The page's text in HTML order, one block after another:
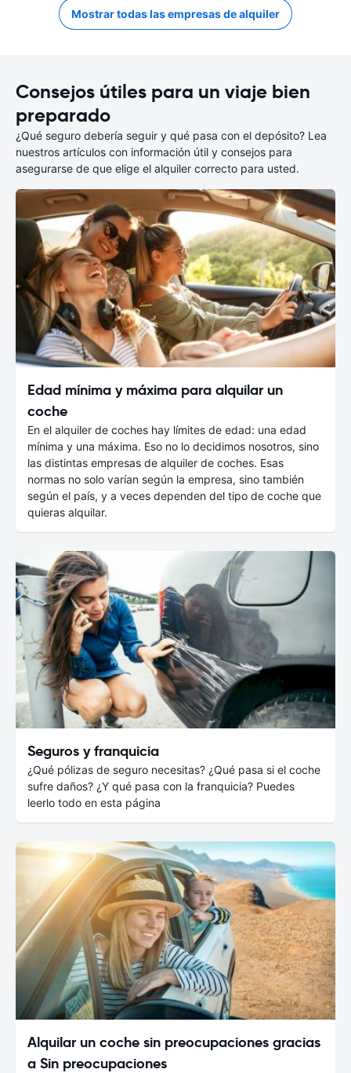
Mostrar todas las empresas de alquiler
Consejos útiles para un viaje bien
preparado
¿Qué seguro debería seguir y qué pasa con el depósito? Lea
nuestros artículos con información útil y consejos para
asegurarse de que elige el alquiler correcto para usted.
Edad mínima y máxima para alquilar un
coche
En el alquiler de coches hay límites de edad: una edad
mínima y una máxima. Eso no lo decidimos nosotros, sino
las distintas empresas de alquiler de coches. Esas
normas no solo varían según la empresa, sino también
según el país, y a veces dependen del tipo de coche que
quieras alquilar.
Seguros y franquicia
¿Qué pólizas de seguro necesitas? ¿Qué pasa si el coche
sufre daños? ¿Y qué pasa con la franquicia? Puedes
leerlo todo en esta página
Alquilar un coche sin preocupaciones gracias
a Sin preocupaciones